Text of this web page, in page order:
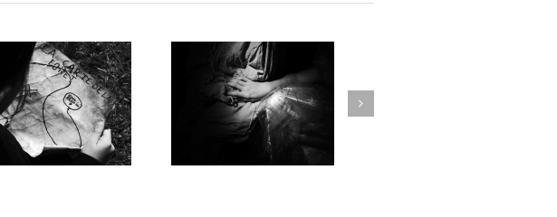
LA BELLE SAUVAGE /
Emmanuel Faivre / École
Houdain-Lez-Bavay
ARTHUR & MERLIN
L’ENCHANTEUR / Emmanuel
Faivre / École de Maroilles